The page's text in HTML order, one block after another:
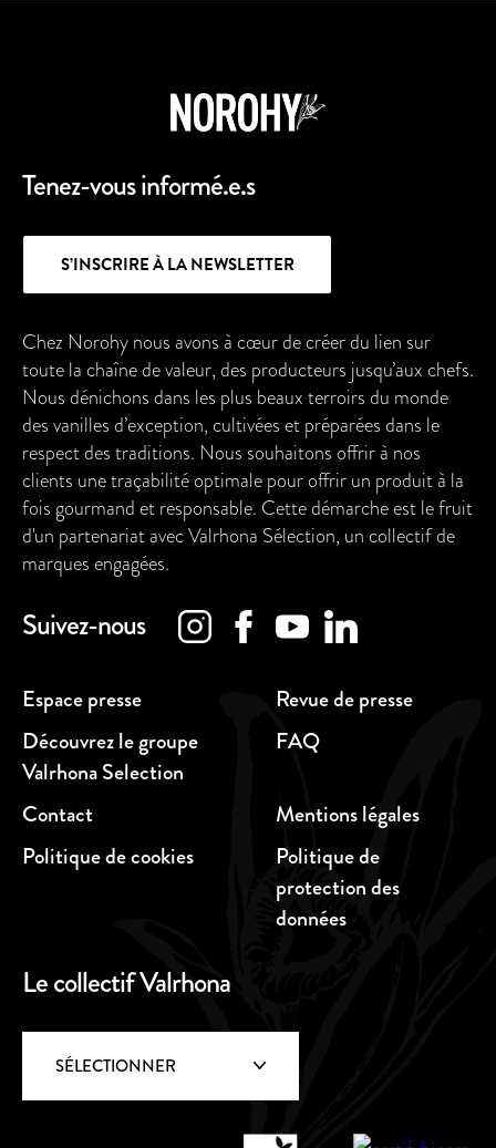
Chez Norohy nous avons à cœur de créer du lien sur
toute la chaîne de valeur, des producteurs jusqu’aux chefs.
Nous dénichons dans les plus beaux terroirs du monde
des vanilles d’exception, cultivées et préparées dans le
respect des traditions. Nous souhaitons offrir à nos
clients une traçabilité optimale pour offrir un produit à la
fois gourmand et responsable. Cette démarche est le fruit
d'un partenariat avec Valrhona Sélection, un collectif de
marques engagées.
Espace presse
Revue de presse
Découvrez le groupe
Valrhona Selection
FAQ
Contact
Mentions légales
Politique de cookies
Politique de
protection des
données
Suivez-nous
Tenez-vous informé.e.s
S’INSCRIRE À LA NEWSLETTER
Le collectif Valrhona
SÉLECTIONNER